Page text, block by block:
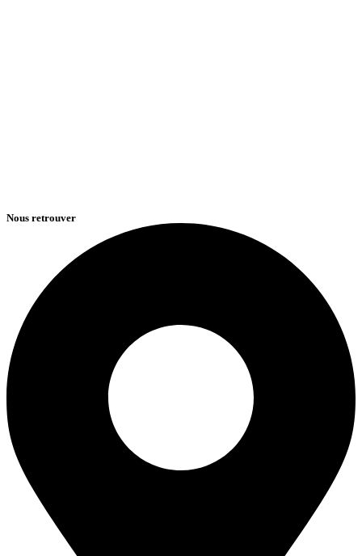
Nous retrouver